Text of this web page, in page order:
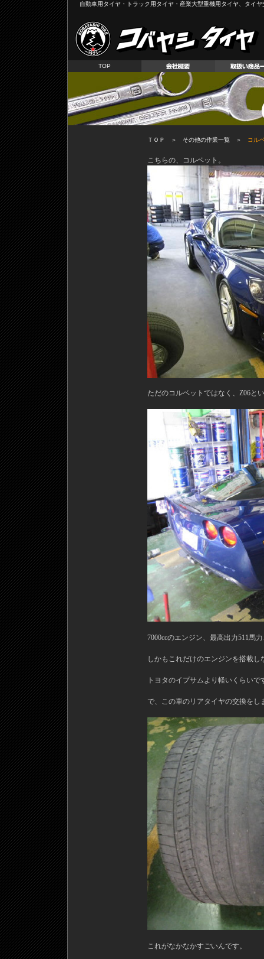
自動車用タイヤ・トラック用タイヤ・産業大型重機用タイヤ、タイヤ
TOP
ＴＯＰ ＞ その他の作業一覧 ＞ コル
こちらの、コルベット。
ただのコルベットではなく、Z06と
7000ccのエンジン、最高出力511馬
しかもこれだけのエンジンを搭載
トヨタのイプサムより軽いくらいで
で、この車のリアタイヤの交換をし
これがなかなかすごいんです。